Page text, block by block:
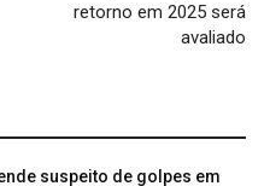
retorno em 2025 será
avaliado
suspeito de golpes em